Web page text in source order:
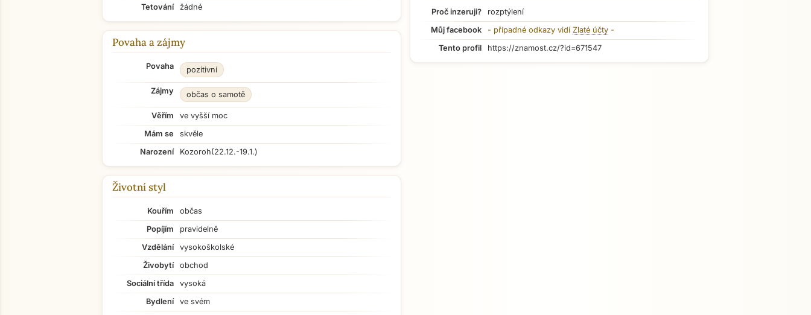
Tetování
žádné
Povaha a zájmy
Povaha pozitivní
Zájmy občas o samotě
Věřím
ve vyšší moc
Mám se
skvěle
Narození
Kozoroh(22.12.-19.1.)
Životní styl
Kouřím
občas
Popíjím
pravidelně
Vzdělání
vysokoškolské
Živobytí
obchod
Sociální třída
vysoká
Bydlení
ve svém
Proč inzeruji?
rozptýlení
Můj facebook
- případné odkazy vidí Zlaté účty -
Tento profil
https://znamost.cz/?id=671547